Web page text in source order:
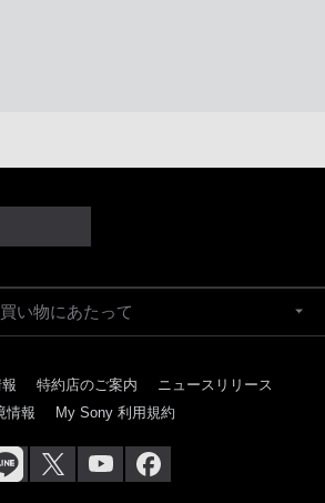
い物にあたって
特約店のご案内
ニュースリリース
情報
My Sony 利用規約